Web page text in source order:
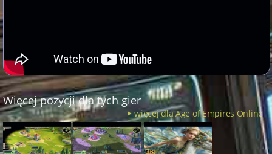
Więcej pozycji dla tych gier
więcej dla Age of Empires Online